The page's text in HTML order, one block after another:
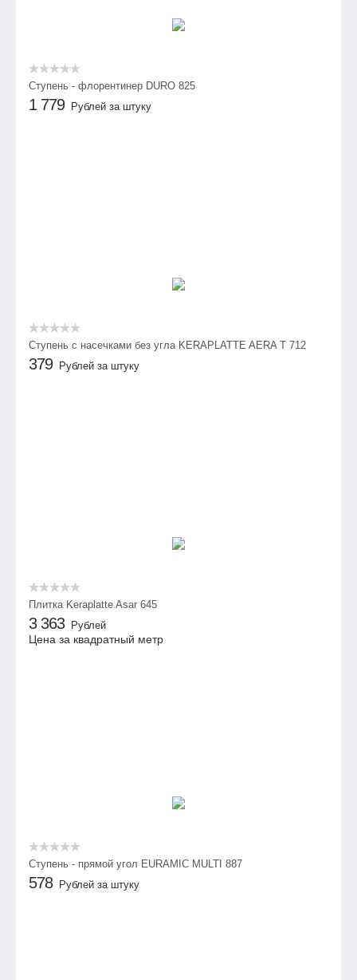
Ступень - флорентинер DURO 825
1 779 Рублей за штуку
Cтупень с насечками без угла KERAPLATTE AERA T 712
379 Рублей за штуку
Плитка Keraplatte Asar 645
3 363 Рублей
Цена за квадратный метр
Ступень - прямой угол EURAMIC MULTI 887
578 Рублей за штуку